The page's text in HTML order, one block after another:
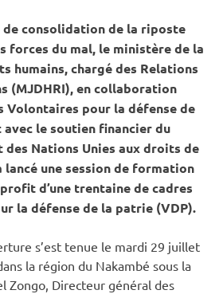
de consolidation de la riposte
forces du mal, le ministère de la
humains, chargé des Relations
(MJDHRI), en collaboration
Volontaires pour la défense de
le soutien financier du
des Nations Unies aux droits de
lancé une session de formation
d’une trentaine de cadres
la défense de la patrie (VDP).
s’est tenue le mardi 29 juillet
la région du Nakambé sous la
Zongo, Directeur général des